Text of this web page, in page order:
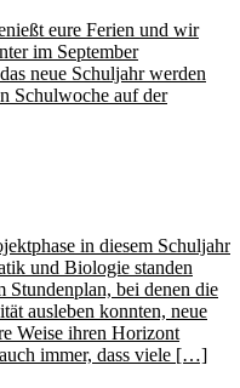
eure Ferien und wir
im September
neue Schuljahr werden
Schulwoche auf der
in diesem Schuljahr
und Biologie standen
Stundenplan, bei denen die
ausleben konnten, neue
Weise ihren Horizont
immer, dass viele […]